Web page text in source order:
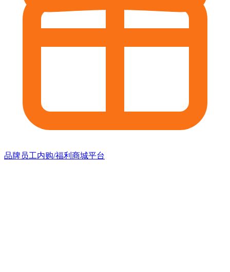
品牌员工内购/福利商城平台